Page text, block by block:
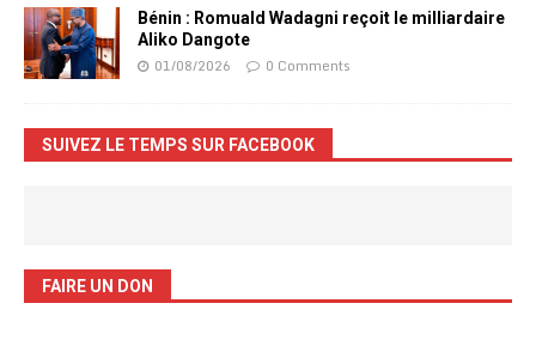
Bénin : Romuald Wadagni reçoit le milliardaire
Aliko Dangote
01/08/2026 0 Comments
SUIVEZ LE TEMPS SUR FACEBOOK
FAIRE UN DON